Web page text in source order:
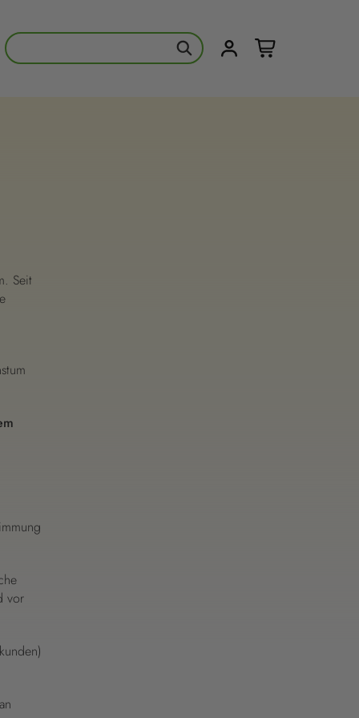
Seit
vor